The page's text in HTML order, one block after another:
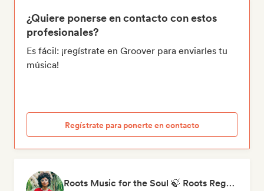
¿Quiere ponerse en contacto con estos
profesionales?
Es fácil: ¡regístrate en Groover para enviarles tu
música!
Regístrate para ponerte en contacto
Roots Music for the Soul 🍃 Roots Reggae, Dub & Dancehall